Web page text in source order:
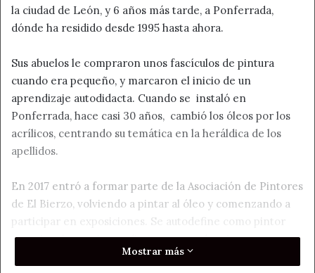
la ciudad de León, y 6 años más tarde, a Ponferrada,
dónde ha residido desde 1995 hasta ahora.
Sus abuelos le compraron unos fascículos de pintura
cuando era pequeño, y marcaron el inicio de un
aprendizaje autodidacta. Cuando se instaló en
Ponferrada, hace casi 30 años, cambió los óleos por los
acrílicos, centrando su temática en la heráldica de los
apellidos.
En 2017 entró a formar parte de la Asociación de Pintores
de El Bierzo, volviendo a pintar al óleo y comenzando a
participar en exposiciones. Se autodefine como pintor
vocacional, que pinta a diario, con tendencia a usar
colores intensos, predominando los tonos azules, y
Mostrar más